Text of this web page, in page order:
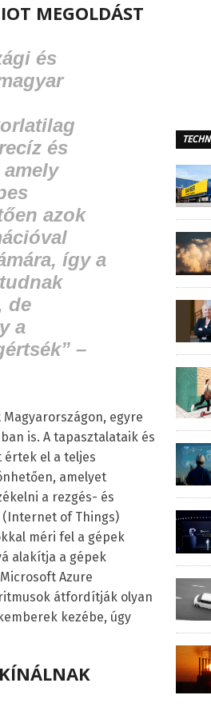
MEGOLDÁST
és
és
azok
így a
de
a
–
egyre
is. A tapasztalataik és
értek el a teljes
amelyet
a rezgés- és
(Internet of Things)
méri fel a gépek
alakítja a gépek
Azure
átfordítják olyan
kezébe, úgy